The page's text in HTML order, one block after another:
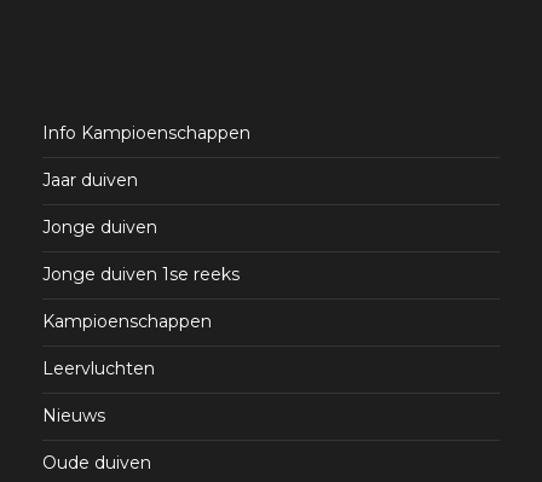
Info Kampioenschappen
Jaar duiven
Jonge duiven
Jonge duiven 1se reeks
Kampioenschappen
Leervluchten
Nieuws
Oude duiven